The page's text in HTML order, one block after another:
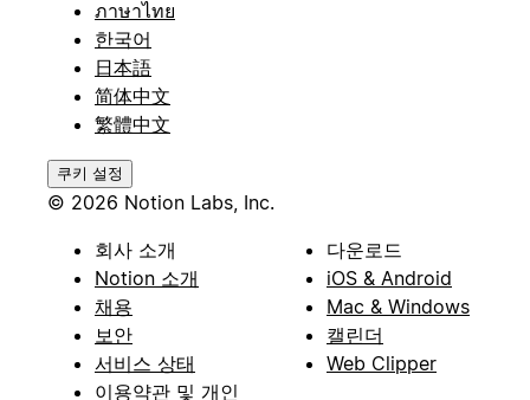
ภาษาไทย
한국어
日本語
简体中文
繁體中文
쿠키 설정
© 2026 Notion Labs, Inc.
회사 소개
Notion 소개
채용
보안
서비스 상태
이용약관 및 개인
다운로드
iOS & Android
Mac & Windows
캘린더
Web Clipper